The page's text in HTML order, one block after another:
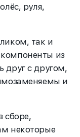
руля,
так и
из
друг с другом,
и
сборе,
некоторые